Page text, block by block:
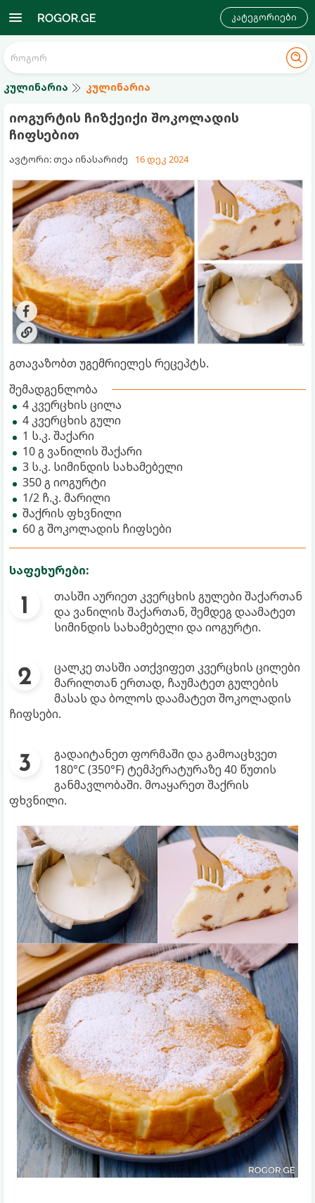
კატეგორიები
კულინარია კულინარია
იოგურტის ჩიზქეიქი შოკოლადის
ჩიფსებით
ავტორი: თეა ინასარიძე 16 დეკ 2024
გთავაზობთ უგემრიელეს რეცეპტს.
შემადგენლობა
4 კვერცხის ცილა
4 კვერცხის გული
1 ს.კ. შაქარი
10 გ ვანილის შაქარი
3 ს.კ. სიმინდის სახამებელი
350 გ იოგურტი
1/2 ჩ.კ. მარილი
შაქრის ფხვნილი
60 გ შოკოლადის ჩიფსები
საფეხურები:
თასში აურიეთ კვერცხის გულები შაქართან
და ვანილის შაქართან, შემდეგ დაამატეთ
სიმინდის სახამებელი და იოგურტი.
ცალკე თასში ათქვიფეთ კვერცხის ცილები
მარილთან ერთად, ჩაუმატეთ გულების
მასას და ბოლოს დაამატეთ შოკოლადის
ჩიფსები.
გადაიტანეთ ფორმაში და გამოაცხვეთ
180°C (350°F) ტემპერატურაზე 40 წუთის
განმავლობაში. მოაყარეთ შაქრის
ფხვნილი.